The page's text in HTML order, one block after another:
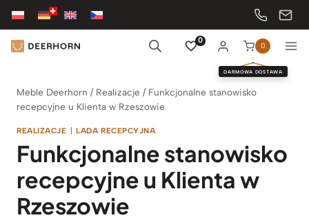
Przejdź
treści
0
0
DARMOWA DOSTAWA
Meble Deerhorn / Realizacje / Funkcjonalne stanowisko
recepcyjne u Klienta w Rzeszowie
REALIZACJE | LADA RECEPCYJNA
Funkcjonalne stanowisko
recepcyjne u Klienta w
Rzeszowie